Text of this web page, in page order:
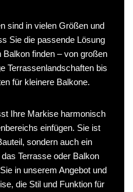
sind in vielen Größen und
Sie die passende Lösung
finden – von großen
Terrassenlandschaften bis
für kleinere Balkone.
Ihre Markise harmonisch
einfügen. Sie ist
sondern auch ein
Terrasse oder Balkon
in unserem Angebot und
die Stil und Funktion für